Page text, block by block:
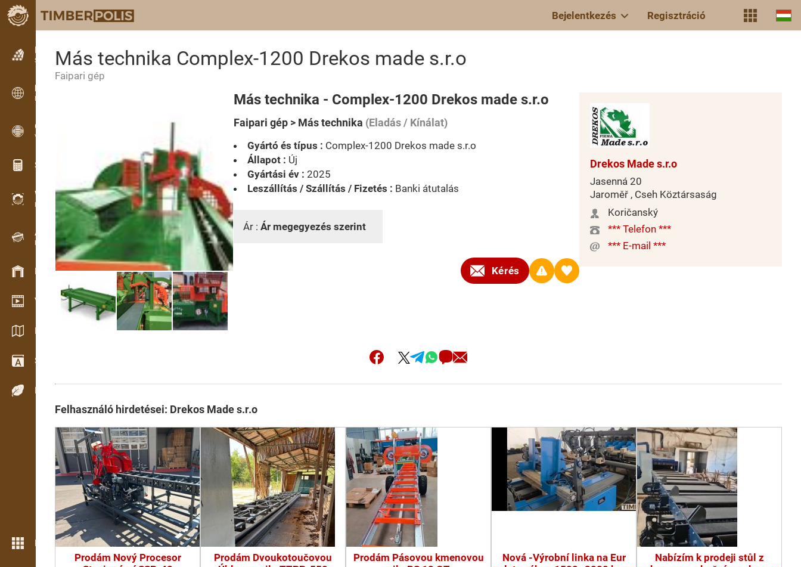
Bejelentkezés Regisztráció
Hirdetések
Szöveges hirdetések
Hirdetések
Nemzetközi hirdetések
OPTI-TIMB
Vágásképek
Számológép famunkákhoz
WoodProfi
Fa térfogata MI-vel
Adatgyűjtő
Faanyag-nyilvántartás terepen
Készlet kezelés
Video bemutatóterem
Katalógusok / Prospektusok
Szótár
Fafajok
Még több funkció
Más technika Complex-1200 Drekos made s.r.o
Faipari gép
Más technika - Complex-1200 Drekos made s.r.o
Faipari gép > Más technika (Eladás / Kínálat)
Gyártó és típus : Complex-1200 Drekos made s.r.o
Állapot : Új
Gyártási év : 2025
Leszállítás / Szállítás / Fizetés : Banki átutalás
Ár : Ár megegyezés szerint
Kérés
Drekos Made s.r.o
Jasenná 20
Jaroměř , Cseh Köztársaság
Koričanský
*** Telefon ***
*** E-mail ***
Felhasználó hirdetései: Drekos Made s.r.o
Prodám Nový Procesor
Prodám Dvoukotoučovou
Prodám Pásovou kmenovou
Nová -Výrobní linka na Eur
Nabízím k prodeji stůl z